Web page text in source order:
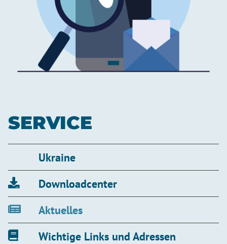
SERVICE
Ukraine
Downloadcenter
Aktuelles
Wichtige Links und Adressen